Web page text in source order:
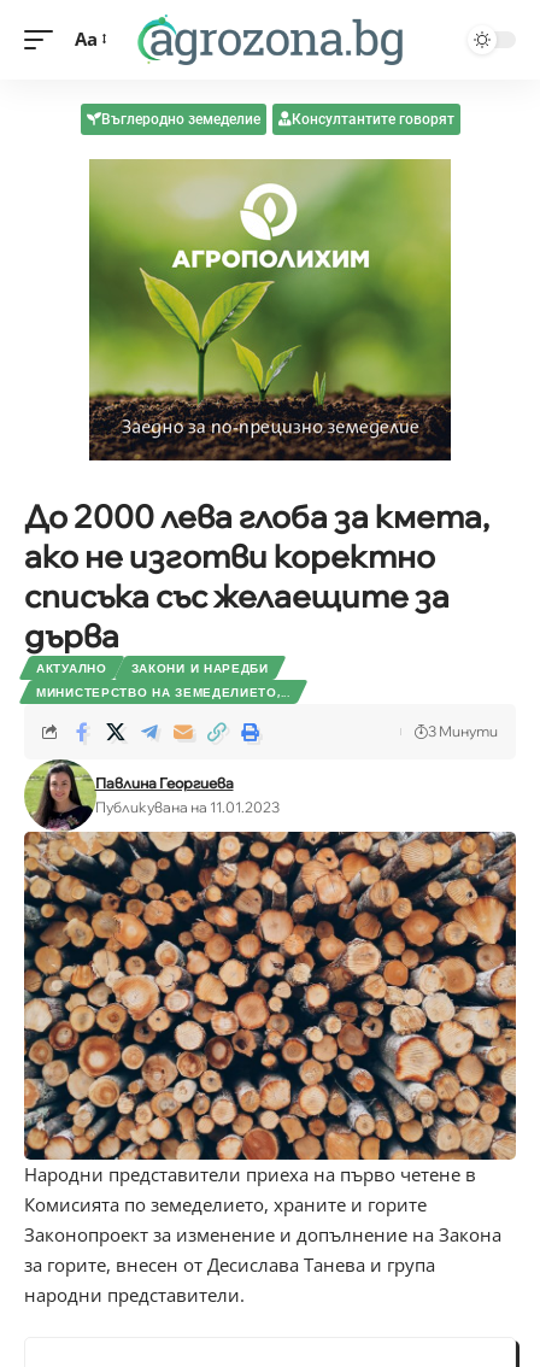
Aa
Въглеродно земеделие Консултантите говорят
До 2000 лева глоба за кмета,
ако не изготви коректно
списъка със желаещите за
дърва
АКТУАЛНО
ЗАКОНИ И НАРЕДБИ
МИНИСТЕРСТВО НА ЗЕМЕДЕЛИЕТО,...
Павлина Георгиева
Публикувана на 11.01.2023
3 Минути
Народни представители приеха на първо четене в
Комисията по земеделието, храните и горите
Законопроект за изменение и допълнение на Закона
за горите, внесен от Десислава Танева и група
народни представители.